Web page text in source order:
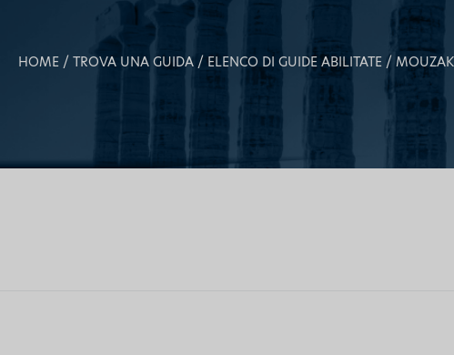
HOME TROVA UNA GUIDA ELENCO DI GUIDE ABILITATE